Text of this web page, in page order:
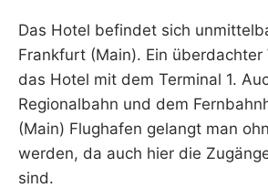
Das Hotel befindet sich
Frankfurt (Main). Ein
das Hotel mit dem Terminal 1.
Regionalbahn und dem
(Main) Flughafen gelangt man
werden, da auch hier die
sind.